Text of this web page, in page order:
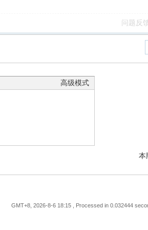
问题反
高级模式
本
GMT+8, 2026-8-6 18:15 , Processed in 0.032444